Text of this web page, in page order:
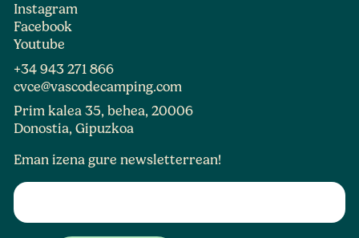
Instagram
Facebook
Youtube
+34 943 271 866
cvce@vascodecamping.com
Prim kalea 35, behea, 20006
Donostia, Gipuzkoa
Eman izena gure newsletterrean!